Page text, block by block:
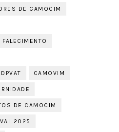
DE CAMOCIM
CAMOVIM
DE CAMOCIM
2025